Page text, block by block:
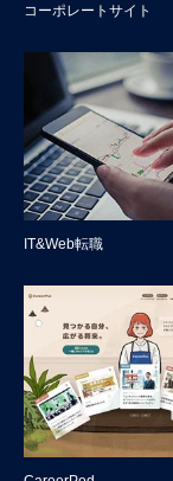
コーポレートサイト
IT&Web転職